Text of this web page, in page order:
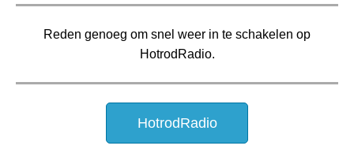
Reden genoeg om snel weer in te schakelen op
HotrodRadio.
HotrodRadio